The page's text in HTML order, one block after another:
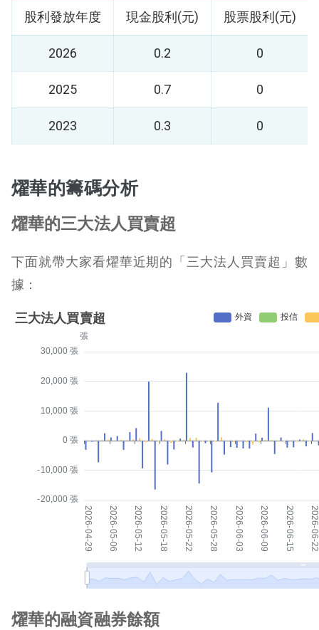
股利發放年度
現金股利(元) 股票股利(元)
2026 0.2 0
2025 0.7 0
2023 0.3 0
燿華的籌碼分析
燿華的三大法人買賣超
下面就帶大家看燿華近期的「三大法人買賣超」數
據：
燿華的融資融券餘額